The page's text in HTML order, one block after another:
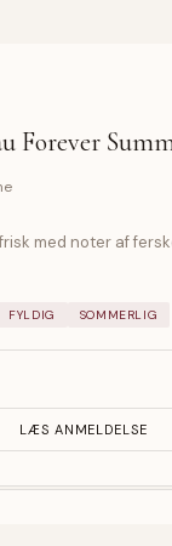
Forever
med noter af
FYLDIG SOMMERLIG
LÆS ANMELDELSE